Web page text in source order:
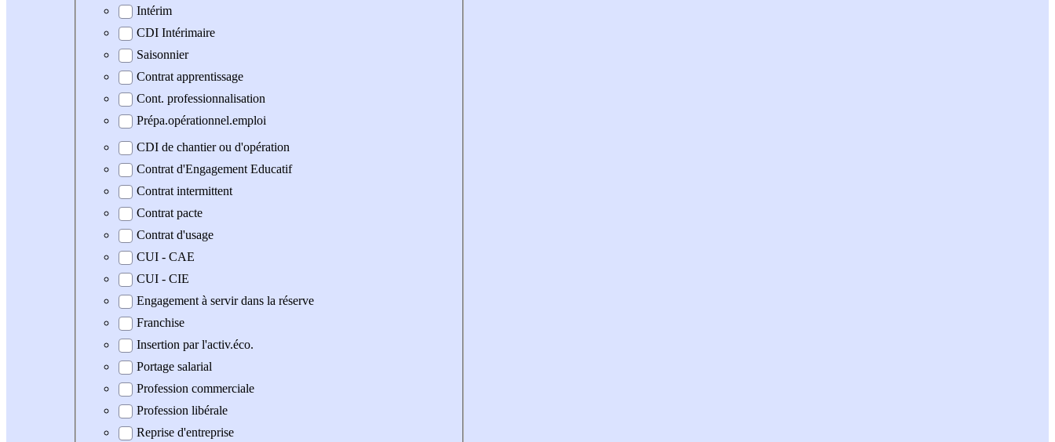
Intérim
CDI Intérimaire
Saisonnier
Contrat apprentissage
Cont. professionnalisation
Prépa.opérationnel.emploi
CDI de chantier ou d'opération
Contrat d'Engagement Educatif
Contrat intermittent
Contrat pacte
Contrat d'usage
CUI - CAE
CUI - CIE
Engagement à servir dans la réserve
Franchise
Insertion par l'activ.éco.
Portage salarial
Profession commerciale
Profession libérale
Reprise d'entreprise